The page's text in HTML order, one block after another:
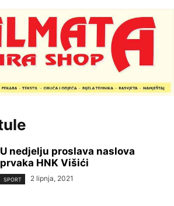
U nedjelju proslava naslova
prvaka HNK Višići
SPORT 2 lipnja, 2021